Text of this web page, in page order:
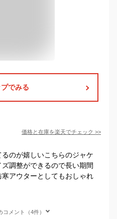
でみる
価格と在庫を楽天でチェック >>
のが嬉しいこちらのジャケ
調整ができるので長い期間
アウターとしてもおしゃれ
メント（4件）